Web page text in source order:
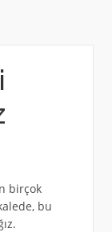
birçok
bu